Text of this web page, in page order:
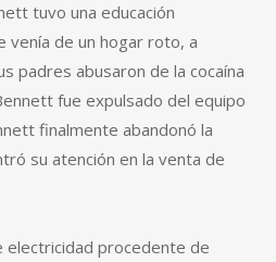
tuvo una educación
venía de un hogar roto, a
padres abusaron de la cocaína
fue expulsado del equipo
finalmente abandonó la
su atención en la venta de
electricidad procedente de